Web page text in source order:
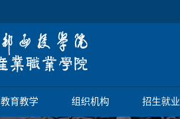
教育教学 组织机构 招生就业